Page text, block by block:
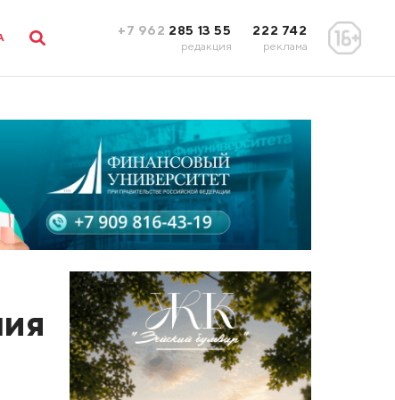
+7 962 285 13 55
редакция
222 742
реклама